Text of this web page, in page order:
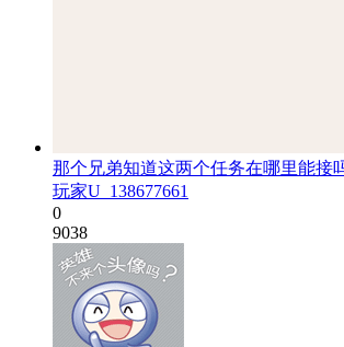
那个兄弟知道这两个任务在哪里能接
玩家U_138677661
0
9038